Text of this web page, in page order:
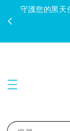
守護您的黑